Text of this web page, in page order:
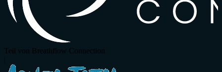
Teil von Breathflow Connection